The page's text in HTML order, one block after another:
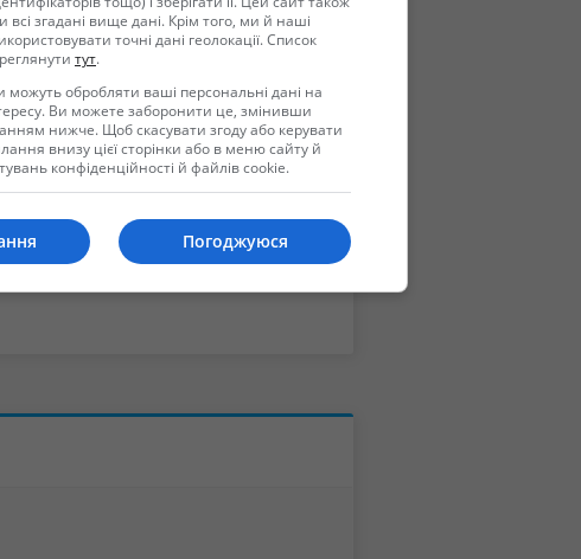
Надійне рішення для забезпечення
всі згадані вище дані. Крім того, ми й наші
точні дані геолокації. Список
тут.
можуть обробляти ваші персональні дані на
Ви можете заборонити це, змінивши
нижче. Щоб скасувати згоду або керувати
внизу цієї сторінки або в меню сайту й
конфіденційності й файлів cookie.
Погоджуюся